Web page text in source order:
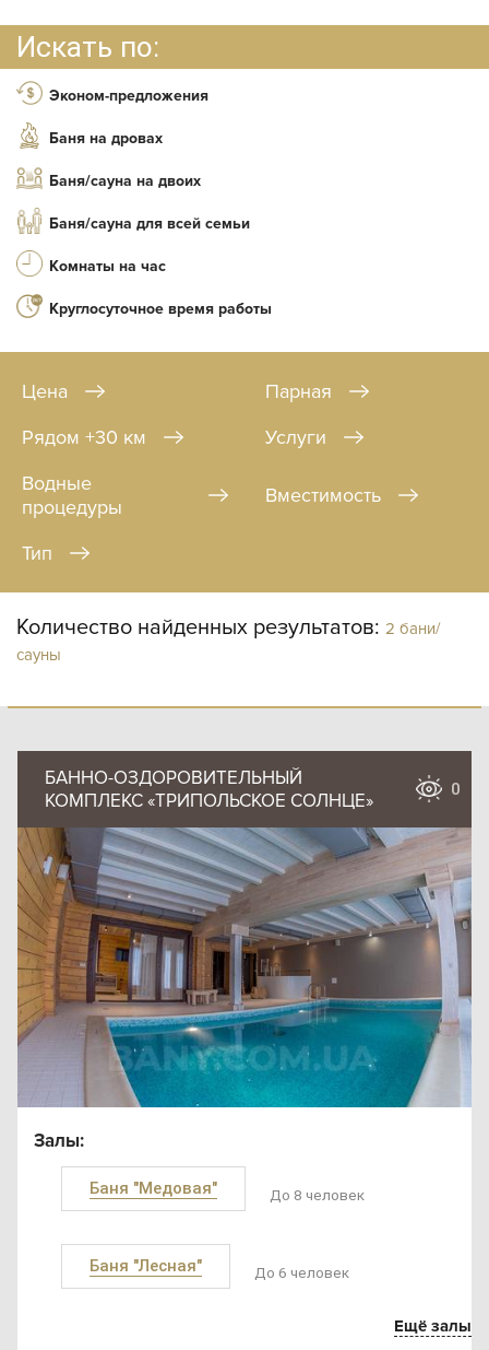
Искать по:
Эконом-предложения
Баня на дровах
Баня/сауна на двоих
Баня/сауна для всей семьи
Комнаты на час
Круглосуточное время работы
Цена
Парная
Рядом +30 км
Услуги
Водные
процедуры
Вместимость
Тип
Количество найденных результатов: 2 бани/
сауны
БАННО-ОЗДОРОВИТЕЛЬНЫЙ
КОМПЛЕКС «ТРИПОЛЬСКОЕ СОЛНЦЕ»
0
Залы:
Баня "Медовая" До 8 человек
Баня "Лесная" До 6 человек
Ещё залы